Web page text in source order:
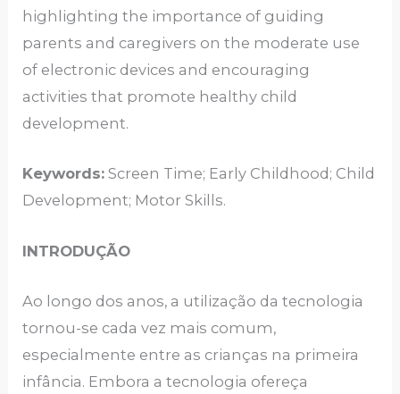
highlighting the importance of guiding
parents and caregivers on the moderate use
of electronic devices and encouraging
activities that promote healthy child
development.
Keywords: Screen Time; Early Childhood; Child
Development; Motor Skills.
INTRODUÇÃO
Ao longo dos anos, a utilização da tecnologia
tornou-se cada vez mais comum,
especialmente entre as crianças na primeira
infância. Embora a tecnologia ofereça